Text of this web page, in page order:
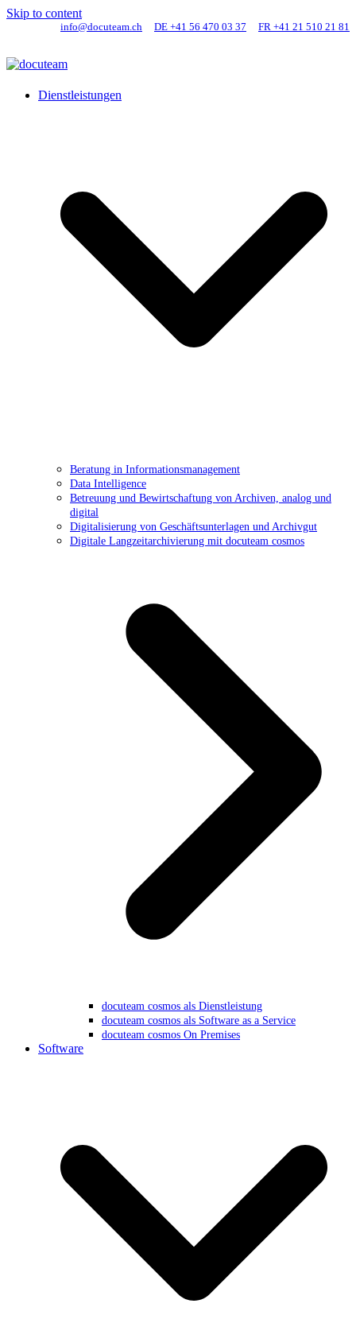
Skip to content
info@docuteam.ch DE +41 56 470 03 37 FR +41 21 510 21 81
Dienstleistungen
Beratung in Informationsmanagement
Data Intelligence
Betreuung und Bewirtschaftung von Archiven, analog und
digital
Digitalisierung von Geschäftsunterlagen und Archivgut
Digitale Langzeitarchivierung mit docuteam cosmos
docuteam cosmos als Dienstleistung
docuteam cosmos als Software as a Service
docuteam cosmos On Premises
Software